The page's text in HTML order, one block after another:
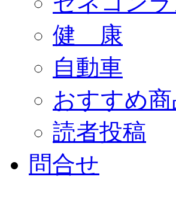
健 康
自動車
おすすめ商
読者投稿
問合せ